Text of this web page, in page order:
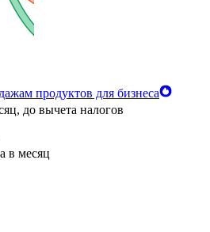
продуктов для бизнеса
до вычета налогов
в месяц